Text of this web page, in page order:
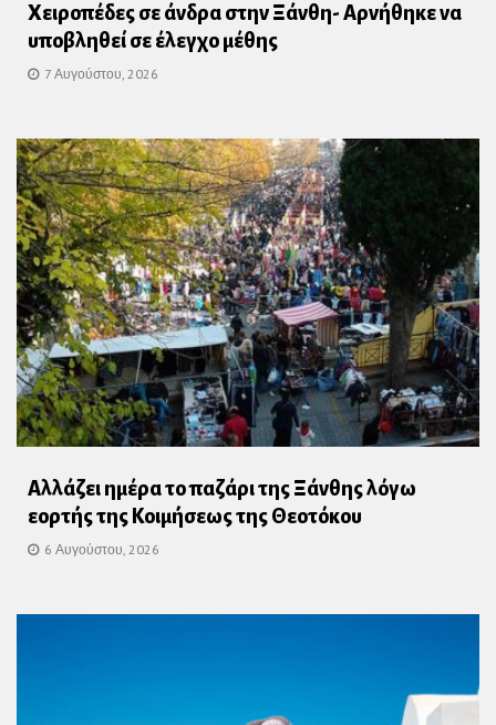
Χειροπέδες σε άνδρα στην Ξάνθη- Αρνήθηκε να
υποβληθεί σε έλεγχο μέθης
7 Αυγούστου, 2026
Αλλάζει ημέρα το παζάρι της Ξάνθης λόγω
εορτής της Κοιμήσεως της Θεοτόκου
6 Αυγούστου, 2026